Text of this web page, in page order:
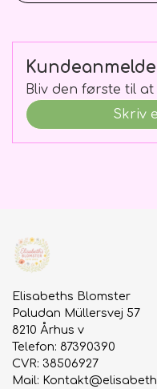
Bliv den første til
Skriv
Elisabeths Blomster
Paludan Müllersvej 57
8210 Århus v
Telefon: 87390390
CVR: 38506927
Mail: